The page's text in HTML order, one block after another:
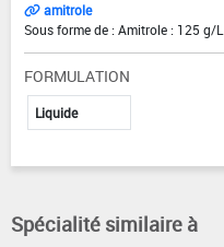
amitrole
Sous forme de : Amitrole : 125 g/L
FORMULATION
Liquide
Spécialité similaire à